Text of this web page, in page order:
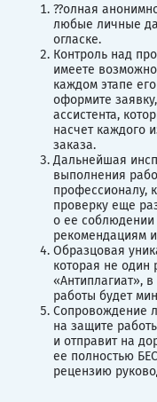
??олная
любые личные
огласке.
Контроль над
имеете
каждом этапе
оформите
ассистента,
насчет каждого
заказа.
Дальнейшая
выполнения
профессионалу,
проверку еще
о ее соблюдении
рекомендациям
Образцовая
которая не один
«Антиплагиат»,
работы будет
Сопровождение
на защите
и отправит на
ее полностью
рецензию